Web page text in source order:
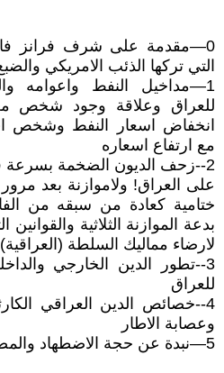
0—مقدمة على شرف فرانز
التي تركها الذئب الامريكي
1—مداخيل النفط واعوامه
للعراق وعلاقة وجود شخص
انخفاض اسعار النفط
مع ارتفاع اسعاره
2--زحف الديون الضخمة بسرعة
على العراق! ولاموازنة بعد
ختامية كعادة من سبقه من
بدعة الموازنة الثلاثية والقوانين
لارضاء مماليك السلطة (العراقية)
3--تطور الدين الخارجي
للعراق
4--خصائص الدين العراقي
وعصابة الاطار
5—نبدة عن حجة الاضطهاد والمضطهدين فرانز فانون